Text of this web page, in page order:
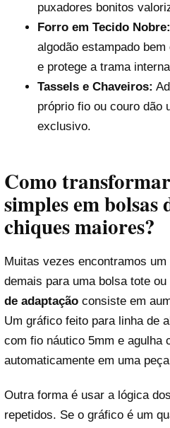
puxadores bonitos
Forro em Tecido Nobre:
algodão estampado
e protege a trama
Tassels e Chaveiros:
próprio fio ou couro dão
exclusivo.
Como
simples em bolsas
chiques maiores?
Muitas vezes encontramos
demais para uma bolsa tote
de adaptação consiste em
Um gráfico feito para linha de
com fio náutico 5mm e agulha
automaticamente em uma
Outra forma é usar a lógica
repetidos. Se o gráfico é um